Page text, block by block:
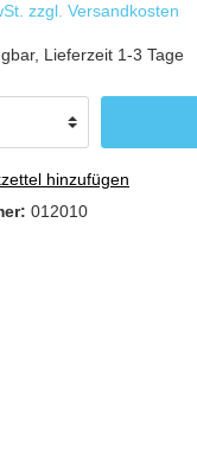
zzgl. Versandkosten
Lieferzeit 1-3 Tage
hinzufügen
012010